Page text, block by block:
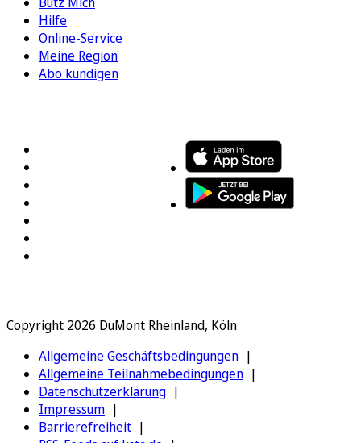
Hilfe
Online-Service
Meine Region
Abo kündigen
Copyright 2026 DuMont Rheinland, Köln
Allgemeine Geschäftsbedingungen
Allgemeine Teilnahmebedingungen
Datenschutzerklärung
Impressum
Barrierefreiheit